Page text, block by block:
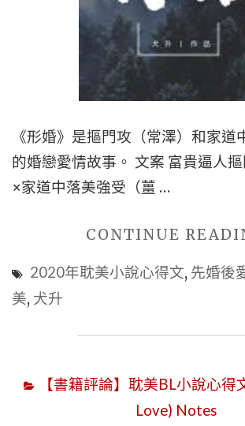
《形婚》是摳門攻（常澤）和家道
的婚戀愛情故事。 文案 富貴逼人摳
×家道中落美強受（薑 …
CONTINUE
2020年耽美小說心得文, 先婚後
美, 犬升
【書籍評論】耽美BL小說心得
Love) Notes